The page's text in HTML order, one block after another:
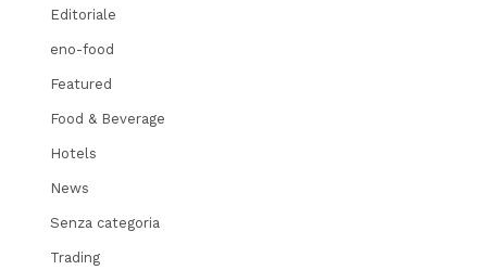
Editoriale
eno-food
Featured
Food & Beverage
Hotels
News
Senza categoria
Trading